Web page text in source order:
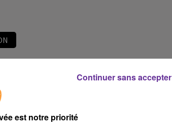
LANGUE ARABE DU
est notre priorité
Continuer sans accepter